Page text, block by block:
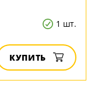
1 шт.
КУПИТЬ